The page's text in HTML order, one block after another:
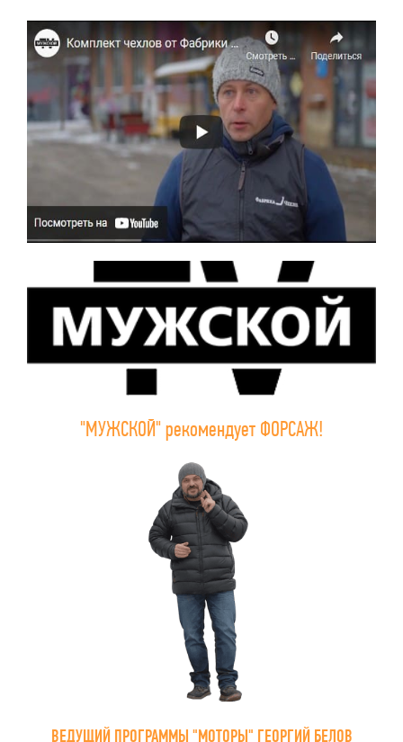
"МУЖСКОЙ" рекомендует ФОРСАЖ!
ВЕДУЩИЙ ПРОГРАММЫ "МОТОРЫ" ГЕОРГИЙ БЕЛОВ